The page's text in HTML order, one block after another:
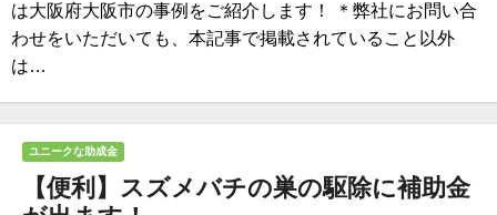
は大阪府大阪市の事例をご紹介します！ ＊弊社にお問い合
わせをいただいても、本記事で掲載されていること以外
は…
ユニークな助成金
【便利】スズメバチの巣の駆除に補助金